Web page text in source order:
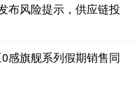
布风险提示，供应链投
感旗舰系列假期销售同